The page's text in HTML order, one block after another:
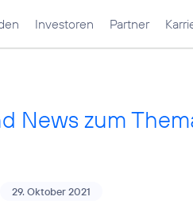
Investoren Partner
News zum
29. Oktober 2021